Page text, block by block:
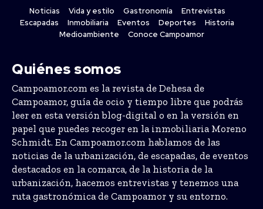
Noticias Vida y estilo Gastronomía
Entrevistas
Escapadas
Inmobiliaria Eventos Deportes
Historia
Medioambiente
Conoce Campoamor
Quiénes somos
Campoamor.com es la revista de Dehesa de
Campoamor, guía de ocio y tiempo libre que podrás
leer en esta versión blog-digital o en la versión en
papel que puedes recoger en la inmobiliaria Moreno
Schmidt. En Campoamor.com hablamos de las
noticias de la urbanización, de escapadas, de eventos
destacados en la comarca, de la historia de la
urbanización, hacemos entrevistas y tenemos una
ruta gastronómica de Campoamor y su entorno.